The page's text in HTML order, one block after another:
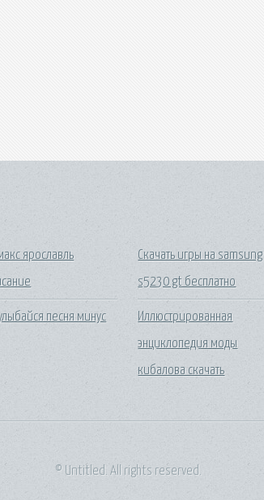
ярославль
песня минус
Скачать игры на samsung
s5230 gt бесплатно
Иллюстрированная
энциклопедия моды
кибалова скачать
© Untitled. All rights reserved.